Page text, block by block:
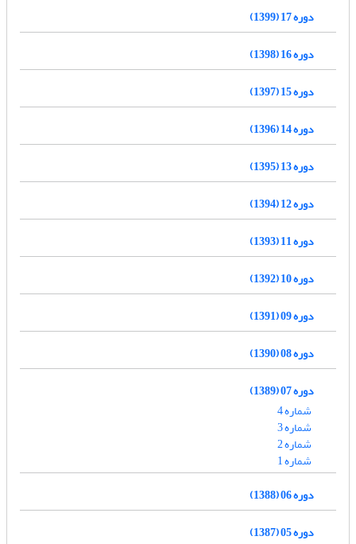
دوره 17 (1399)
دوره 16 (1398)
دوره 15 (1397)
دوره 14 (1396)
دوره 13 (1395)
دوره 12 (1394)
دوره 11 (1393)
دوره 10 (1392)
دوره 09 (1391)
دوره 08 (1390)
دوره 07 (1389)
شماره 4
شماره 3
شماره 2
شماره 1
دوره 06 (1388)
دوره 05 (1387)